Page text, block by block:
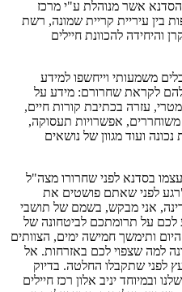
אשר מנוהלת ע"י מרכז
בין עיריית קריית שמונה, רשת
והיחידה להכוונת חיילים
משמעותי וייחשפו למידע
להם לקראת שחרורם: מידע על
עזרה בכתיבת קורות חיים,
משוחררים, אפשרויות תעסוקה,
ועוד מגוון של נושאים
בסדנא לפני שחרורו מצה"ל
לפני שאתם פושטים את
אני מבקש, בשמם של תושבי
לכם על תרומתכם לביטחונה של
ותימשך חמישה ימים, הצוותים
למה שצפוי לכם באזרחות. אל
לפני שתקבלו החלטה. בדיוק
ובמיוחד יניב אלון רכז חיילים